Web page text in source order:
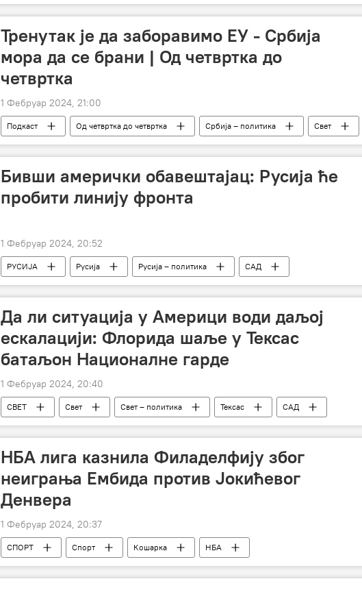
Александар Вучић
Александар Боцан-Харченко Квинта
СРБИЈА
Тренутак је да заборавимо ЕУ - Србија
мора да се брани | Од четвртка до
четвртка
1 Фебруар 2024, 21:00
Подкаст Од четвртка до четвртка Србија – политика
Свет
Свет – политика
Бивши амерички обавештајац: Русија ће
пробити линију фронта
1 Фебруар 2024, 20:52
РУСИЈА Русија Русија – политика
САД
Специјална војна операција у Украјини – вести
Украјина
Да ли ситуација у Америци води даљој
ескалацији: Флорида шаље у Тексас
батаљон Националне гарде
1 Фебруар 2024, 20:40
СВЕТ Свет Свет – политика Тексас САД
НБА лига казнила Филаделфију због
неиграња Ембида против Јокићевог
Денвера
1 Фебруар 2024, 20:37
СПОРТ Спорт Кошарка НБА